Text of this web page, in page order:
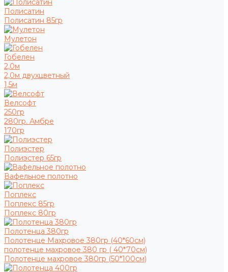
Полисатин
Полисатин 85гр
Мулетон
Гобелен
2,0м
2,0м двухцветный
1,5м
Велсофт
250гр
280гр. Амбре
170гр
Полиэстер
Полиэстер 65гр
Вафельное полотно
Поплекс
Поплекс 85гр
Поплекс 80гр
Полотенца 380гр
Полотенце Махровое 380гр (40*60см)
полотенце махровое 380 гр ( 40*70см)
Полотенце махровое 380гр (50*100см)